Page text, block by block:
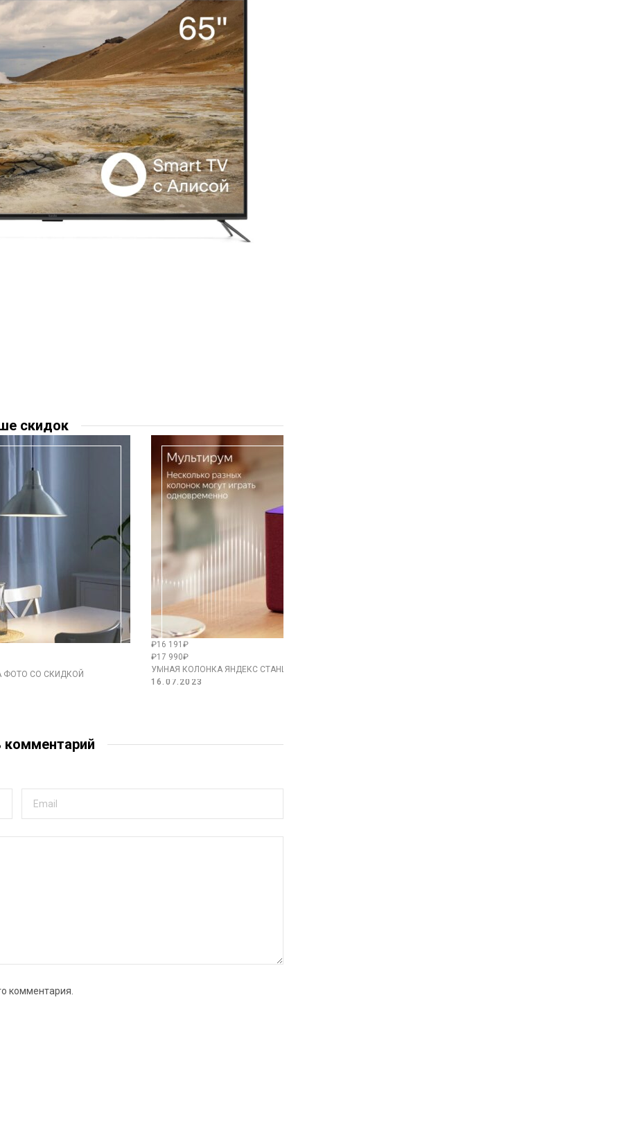
скидок
ФОТО СО СКИДКОЙ
₽16 191₽
₽17 990₽
УМНАЯ КОЛОНКА ЯНДЕКС СТАНЦИЯ 2 С АЛИСОЙ 30ВТ СО СКИДКОЙ ПО ПРОМОКОДУ
16.07.2023
комментарий
комментария.